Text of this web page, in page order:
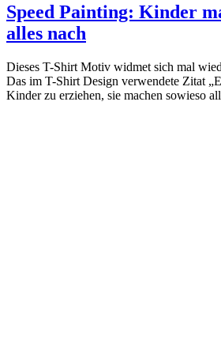
Speed Painting: Kinder
alles nach
Dieses T-Shirt Motiv widmet sich mal
Das im T-Shirt Design verwendete Zitat
Kinder zu erziehen, sie machen sowieso